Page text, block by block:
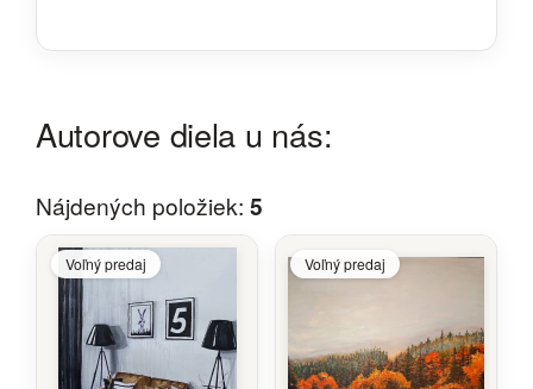
Autorove diela u nás:
Nájdených položiek: 5
Voľný predaj Voľný predaj